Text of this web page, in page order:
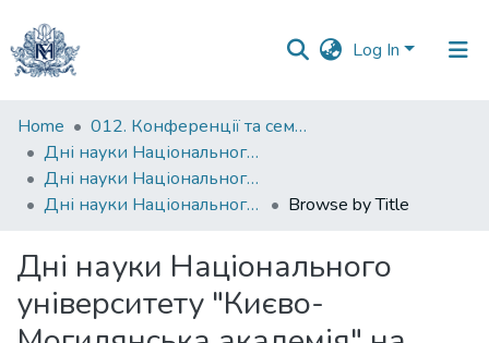
Log In
Communities
&
Collections
All of DSpace
Home
012. Конференції та семінари НаУКМА
Дні науки Національного університету "Києво-Могилянська академія"
Дні науки Національного університету "Києво-Могилянська академія" на факультеті правничих наук
Дні науки Національного університету "Києво-Могилянська академія" на факультеті правничих наук. 2011-2012
Browse by Title
Дні науки Національного
університету "Києво-